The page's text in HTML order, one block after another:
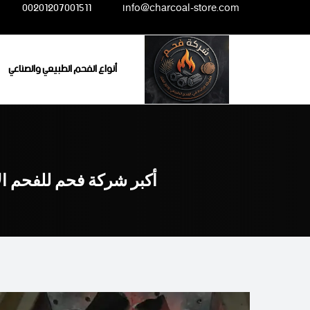
content
info@charcoal-store.com
00201207001511
أنواع الفحم الطبيعي والصناعي
أكبر شركة فحم للفحم